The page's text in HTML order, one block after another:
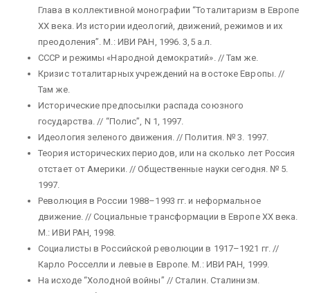
Глава в коллективной монографии “Тоталитаризм в Европе
ХХ века. Из истории идеологий, движений, режимов и их
преодоления”. М.: ИВИ РАН, 1996. 3,5 а.л.
СССР и режимы «Народной демократий». // Там же.
Кризис тоталитарных учреждений на востоке Европы. //
Там же.
Исторические предпосылки распада союзного
государства. // “Полис”, N 1, 1997.
Идеология зеленого движения. // Полития. № 3. 1997.
Теория исторических периодов, или на сколько лет Россия
отстает от Америки. // Общественные науки сегодня. № 5.
1997.
Революция в России 1988–1993 гг. и неформальное
движение. // Социальные трансформации в Европе ХХ века.
М.: ИВИ РАН, 1998.
Социалисты в Российской революции в 1917–1921 гг. //
Карло Росселли и левые в Европе. М.: ИВИ РАН, 1999.
На исходе “Холодной войны” // Сталин. Сталинизм.